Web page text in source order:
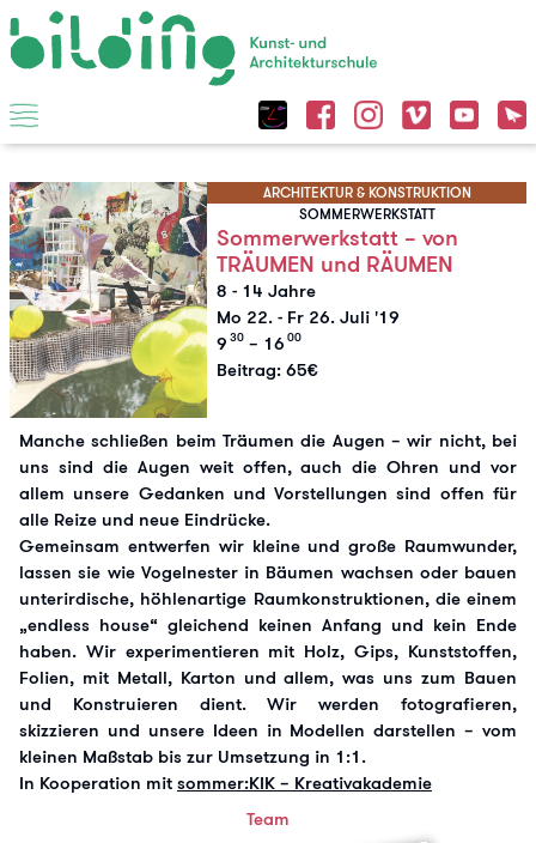
ARCHITEKTUR & KONSTRUKTION
SOMMERWERKSTATT
Sommerwerkstatt – von
TRÄUMEN und RÄUMEN
8 - 14 Jahre
Mo 22.- Fr 26. Juli '19
9 30 – 16 00
Beitrag: 65€
Manche schließen beim Träumen die Augen – wir nicht, bei
uns sind die Augen weit offen, auch die Ohren und vor
allem unsere Gedanken und Vorstellungen sind offen für
alle Reize und neue Eindrücke.
Gemeinsam entwerfen wir kleine und große Raumwunder,
lassen sie wie Vogelnester in Bäumen wachsen oder bauen
unterirdische, höhlenartige Raumkonstruktionen, die einem
„endless house“ gleichend keinen Anfang und kein Ende
haben. Wir experimentieren mit Holz, Gips, Kunststoffen,
Folien, mit Metall, Karton und allem, was uns zum Bauen
und Konstruieren dient. Wir werden fotografieren,
skizzieren und unsere Ideen in Modellen darstellen – vom
kleinen Maßstab bis zur Umsetzung in 1:1.
In Kooperation mit sommer:KIK – Kreativakademie
Team